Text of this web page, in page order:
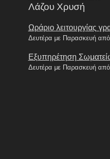
Λάζου Χρυσή
Ωράριο λειτουργίας
Δευτέρα με Παρασκευή
Εξυπηρέτηση
Δευτέρα με Παρασκευή